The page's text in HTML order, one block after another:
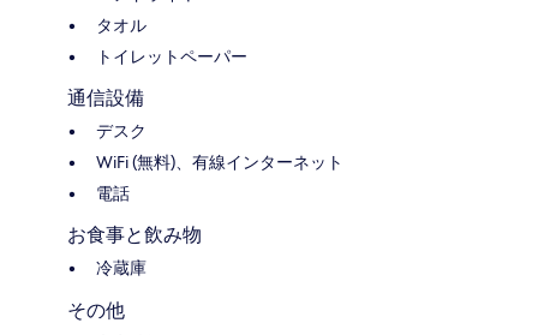
タオル
トイレットペーパー
通信設備
デスク
WiFi (無料)、有線インターネット
電話
お食事と飲み物
冷蔵庫
その他